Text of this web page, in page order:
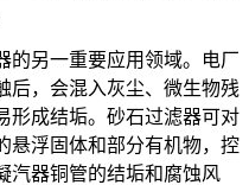
的另一重要应用领域。电厂
后，会混入灰尘、微生物残
形成结垢。砂石过滤器可对
悬浮固体和部分有机物，控
汽器铜管的结垢和腐蚀风